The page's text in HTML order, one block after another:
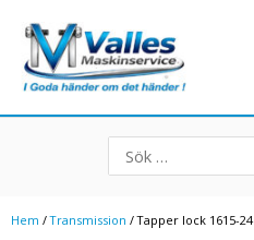
innehåll
Search
for:
Hem /Transmission / Tapper lock 1615-24